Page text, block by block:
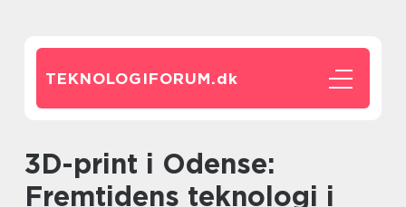
TEKNOLOGIFORUM.dk
3D-print i Odense:
Fremtidens teknologi i